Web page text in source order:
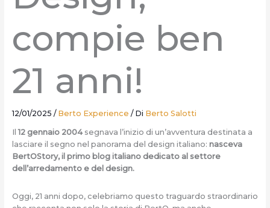
compie ben
21 anni!
12/01/2025 / Berto Experience / Di Berto Salotti
Il12 gennaio 2004segnava l’inizio di un’avventura destinata a
lasciare il segno nel panorama del design italiano: nasceva
BertOStory, il primo blog italiano dedicato al settore
dell’arredamento e del design.
Oggi, 21 anni dopo, celebriamo questo traguardo straordinario